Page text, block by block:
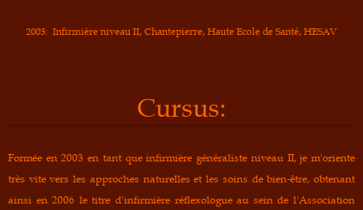
2003: Infirmière niveau II, Chantepierre, Haute Ecole de Santé, HESAV
Cursus:
Formée en 2003 en tant que infirmière généraliste niveau II, je m'oriente
très vite vers les approches naturelles et les soins de bien-être, obtenant
ainsi en 2006 le titre d'infirmière réflexologue au sein de l'Association